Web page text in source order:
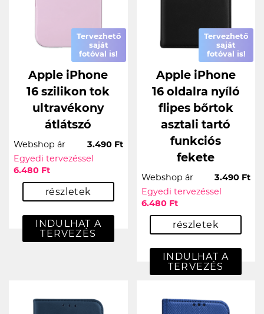
Tervezhető
saját
fotóval is!
Apple iPhone
16 szilikon tok
ultravékony
átlátszó
Webshop ár
3.490 Ft
Egyedi tervezéssel
6.480 Ft
részletek
INDULHAT A
TERVEZÉS
Tervezhető
saját
fotóval is!
Apple iPhone
16 oldalra nyíló
flipes bőrtok
asztali tartó
funkciós
fekete
Webshop ár
3.490 Ft
Egyedi tervezéssel
6.480 Ft
részletek
INDULHAT A
TERVEZÉS